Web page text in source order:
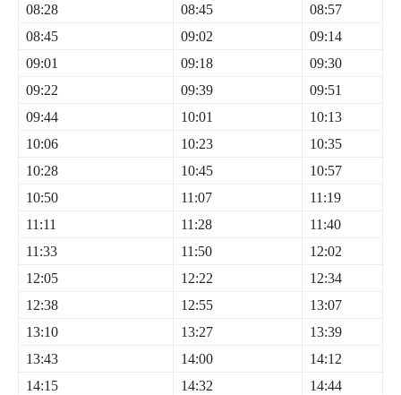
08:28
08:45
08:57
08:45
09:02
09:14
09:01
09:18
09:30
09:22
09:39
09:51
09:44
10:01
10:13
10:06
10:23
10:35
10:28
10:45
10:57
10:50
11:07
11:19
11:11
11:28
11:40
11:33
11:50
12:02
12:05
12:22
12:34
12:38
12:55
13:07
13:10
13:27
13:39
13:43
14:00
14:12
14:15
14:32
14:44